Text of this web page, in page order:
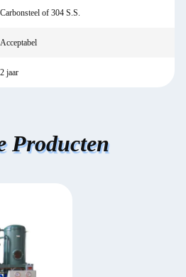
Carbonsteel of 304 S.S.
Acceptabel
2 jaar
Producten